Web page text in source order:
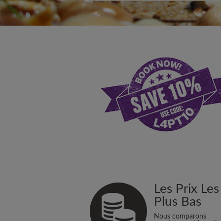
Les Prix Les
Plus Bas
Nous comparons